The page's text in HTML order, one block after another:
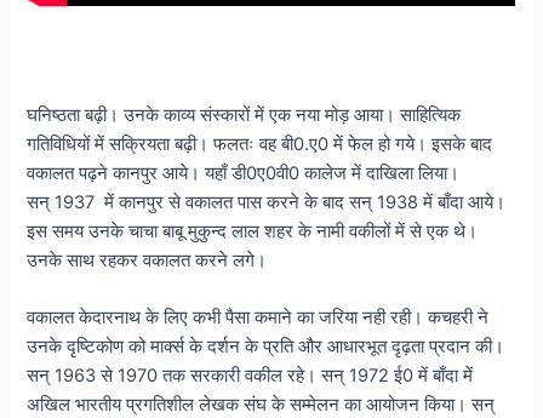
घनिष्ठता बढ़ी। उनके काव्य संस्कारों में एक नया मोड़ आया। साहित्यिक
गतिविधियों में सक्रियता बढ़ी। फलतः वह बी0.ए0 में फेल हो गये। इसके बाद
वकालत पढ़ने कानपुर आये। यहाँ डी0ए0वी0 कालेज में दाखिला लिया।
सन् 1937 में कानपुर से वकालत पास करने के बाद सन् 1938 में बाँदा आये।
इस समय उनके चाचा बाबू मुकुन्द लाल शहर के नामी वकीलों में से एक थे।
उनके साथ रहकर वकालत करने लगे।
वकालत केदारनाथ के लिए कभी पैसा कमाने का जरिया नही रही। कचहरी ने
उनके दृष्टिकोण को मार्क्स के दर्शन के प्रति और आधारभूत दृढ़ता प्रदान की।
सन् 1963 से 1970 तक सरकारी वकील रहे। सन् 1972 ई0 में बाँदा में
अखिल भारतीय प्रगतिशील लेखक संघ के सम्मेलन का आयोजन किया। सन्